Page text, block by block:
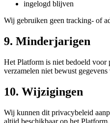
ingelogd blijven
Wij gebruiken geen tracking- of
9. Minderjarigen
Het Platform is niet bedoeld voor
verzamelen niet bewust
10. Wijzigingen
Wij kunnen dit privacybeleid
altijd beschikbaar op het